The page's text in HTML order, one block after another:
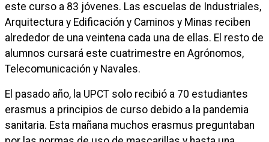
este curso a 83 jóvenes. Las escuelas de Industriales,
Arquitectura y Edificación y Caminos y Minas reciben
alrededor de una veintena cada una de ellas. El resto de
alumnos cursará este cuatrimestre en Agrónomos,
Telecomunicación y Navales.
El pasado año, la UPCT solo recibió a 70 estudiantes
erasmus a principios de curso debido a la pandemia
sanitaria. Esta mañana muchos erasmus preguntaban